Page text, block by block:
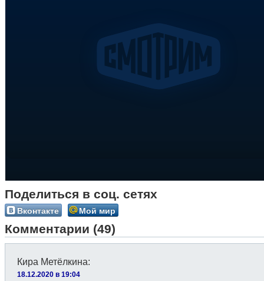
Поделиться в соц. сетях
Вконтакте Мой мир
Комментарии (49)
Кира Метёлкина:
18.12.2020 в 19:04